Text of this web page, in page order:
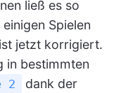
ließ es so
Spielen
jetzt korrigiert.
in bestimmten
2
dank der